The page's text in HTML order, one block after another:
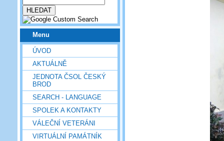
Menu
ÚVOD
AKTUÁLNĚ
JEDNOTA ČSOL ČESKÝ
BROD
SEARCH - LANGUAGE
SPOLEK A KONTAKTY
VÁLEČNÍ VETERÁNI
VIRTUÁLNÍ PAMÁTNÍK